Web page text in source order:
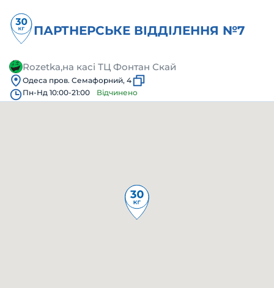
ПАРТНЕРСЬКЕ ВІДДІЛЕННЯ №7
Rozetka,на касі ТЦ Фонтан Скай
Одеса пров. Семафорний, 4
Пн-Нд 10:00-21:00
Відчинено